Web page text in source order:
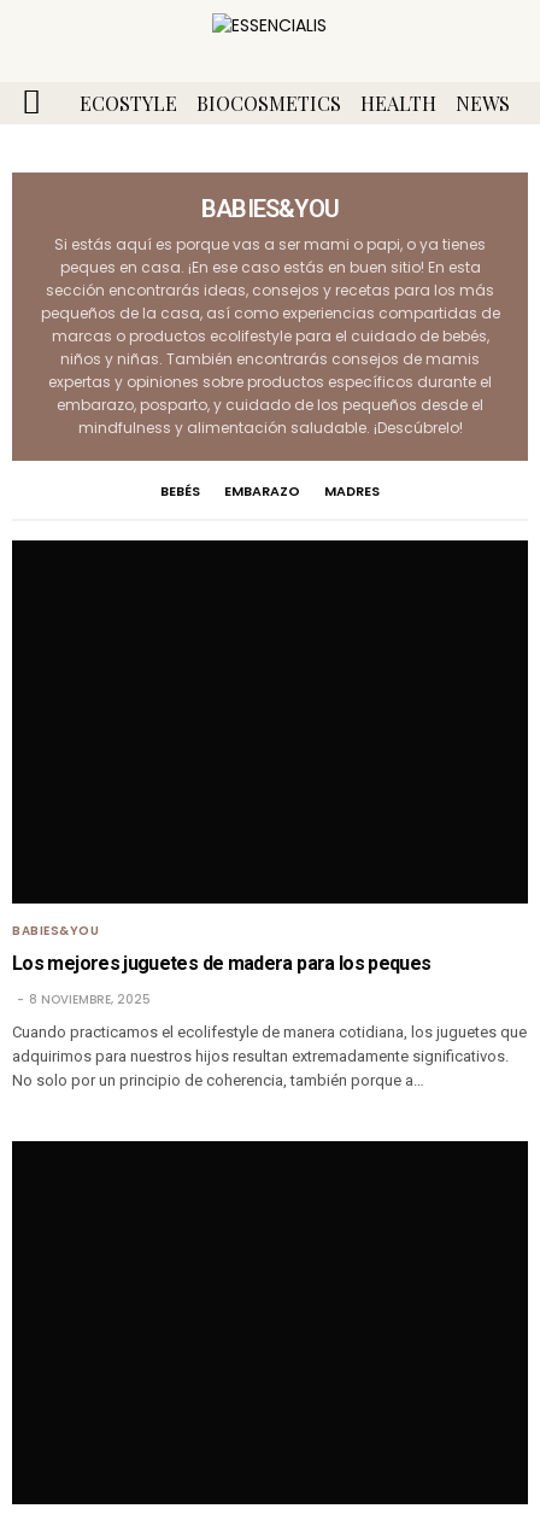
ECOSTYLE BIOCOSMETICS HEALTH NEWS
BABIES&YOU
Si estás aquí es porque vas a ser mami o papi, o ya tienes
peques en casa. ¡En ese caso estás en buen sitio! En esta
sección encontrarás ideas, consejos y recetas para los más
pequeños de la casa, así como experiencias compartidas de
marcas o productos ecolifestyle para el cuidado de bebés,
niños y niñas. También encontrarás consejos de mamis
expertas y opiniones sobre productos específicos durante el
embarazo, posparto, y cuidado de los pequeños desde el
mindfulness y alimentación saludable. ¡Descúbrelo!
BEBÉS EMBARAZO MADRES
BABIES&YOU
Los mejores juguetes de madera para los peques
8 NOVIEMBRE, 2025
Cuando practicamos el ecolifestyle de manera cotidiana, los juguetes que
adquirimos para nuestros hijos resultan extremadamente significativos.
No solo por un principio de coherencia, también porque a…